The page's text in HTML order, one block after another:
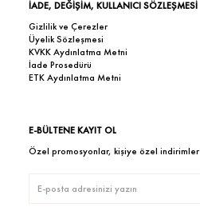
İADE, DEĞİŞİM, KULLANICI SÖZLEŞMESİ
Gizlilik ve Çerezler
Üyelik Sözleşmesi
KVKK Aydınlatma Metni
İade Prosedürü
ETK Aydınlatma Metni
E-BÜLTENE KAYIT OL
Özel promosyonlar, kişiye özel